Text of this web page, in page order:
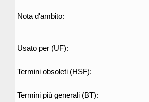
Nota d'ambito:
Usato per (UF):
Termini obsoleti (HSF):
Termini più generali (BT):